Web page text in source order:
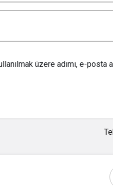
üzere adımı, e-